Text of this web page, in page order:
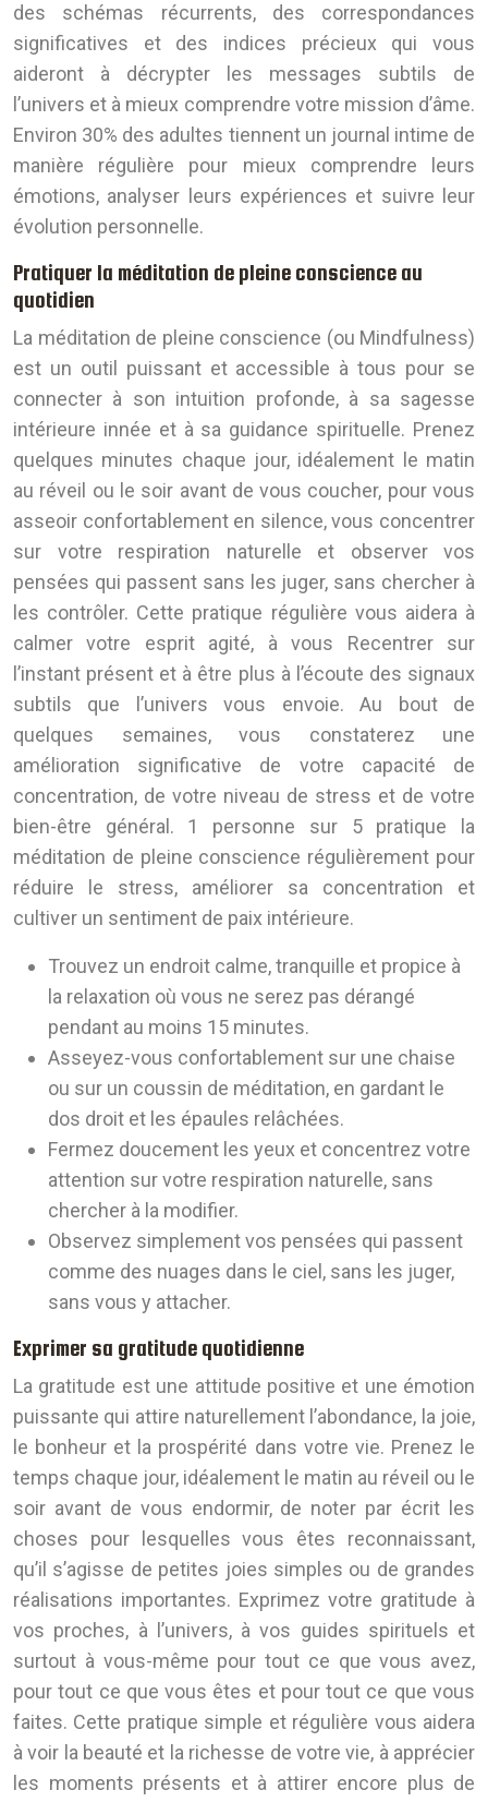
des schémas récurrents, des correspondances
significatives et des indices précieux qui vous
aideront à décrypter les messages subtils de
l’univers et à mieux comprendre votre mission d’âme.
Environ 30% des adultes tiennent un journal intime de
manière régulière pour mieux comprendre leurs
émotions, analyser leurs expériences et suivre leur
évolution personnelle.
Pratiquer la méditation de pleine conscience au
quotidien
La méditation de pleine conscience (ou Mindfulness)
est un outil puissant et accessible à tous pour se
connecter à son intuition profonde, à sa sagesse
intérieure innée et à sa guidance spirituelle. Prenez
quelques minutes chaque jour, idéalement le matin
au réveil ou le soir avant de vous coucher, pour vous
asseoir confortablement en silence, vous concentrer
sur votre respiration naturelle et observer vos
pensées qui passent sans les juger, sans chercher à
les contrôler. Cette pratique régulière vous aidera à
calmer votre esprit agité, à vous Recentrer sur
l’instant présent et à être plus à l’écoute des signaux
subtils que l’univers vous envoie. Au bout de
quelques semaines, vous constaterez une
amélioration significative de votre capacité de
concentration, de votre niveau de stress et de votre
bien-être général. 1 personne sur 5 pratique la
méditation de pleine conscience régulièrement pour
réduire le stress, améliorer sa concentration et
cultiver un sentiment de paix intérieure.
Trouvez un endroit calme, tranquille et propice à
la relaxation où vous ne serez pas dérangé
pendant au moins 15 minutes.
Asseyez-vous confortablement sur une chaise
ou sur un coussin de méditation, en gardant le
dos droit et les épaules relâchées.
Fermez doucement les yeux et concentrez votre
attention sur votre respiration naturelle, sans
chercher à la modifier.
Observez simplement vos pensées qui passent
comme des nuages dans le ciel, sans les juger,
sans vous y attacher.
Exprimer sa gratitude quotidienne
La gratitude est une attitude positive et une émotion
puissante qui attire naturellement l’abondance, la joie,
le bonheur et la prospérité dans votre vie. Prenez le
temps chaque jour, idéalement le matin au réveil ou le
soir avant de vous endormir, de noter par écrit les
choses pour lesquelles vous êtes reconnaissant,
qu’il s’agisse de petites joies simples ou de grandes
réalisations importantes. Exprimez votre gratitude à
vos proches, à l’univers, à vos guides spirituels et
surtout à vous-même pour tout ce que vous avez,
pour tout ce que vous êtes et pour tout ce que vous
faites. Cette pratique simple et régulière vous aidera
à voir la beauté et la richesse de votre vie, à apprécier
les moments présents et à attirer encore plus de